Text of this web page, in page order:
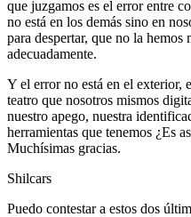
que juzgamos es el error entre
no está en los demás sino en
para despertar, que no la
adecuadamente.
Y el error no está en el exterior,
teatro que nosotros mismos
nuestro apego, nuestra
herramientas que tenemos ¿Es
Muchísimas gracias.
Shilcars
Puedo contestar a estos dos